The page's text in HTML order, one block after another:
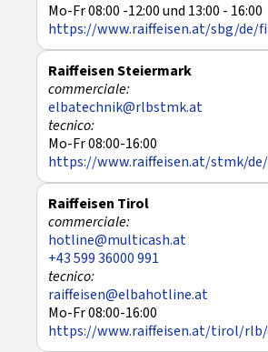
Mo-Fr 08:00 -12:00 und 13:00 - 16:00
https://www.raiffeisen.at/sbg/de/
Raiffeisen Steiermark
elbatechnik@rlbstmk.at
Mo-Fr 08:00-16:00
https://www.raiffeisen.at/stmk/
Raiffeisen Tirol
hotline@multicash.at
+43 599 36000 991
raiffeisen@elbahotline.at
Mo-Fr 08:00-16:00
https://www.raiffeisen.at/tirol/rlb/